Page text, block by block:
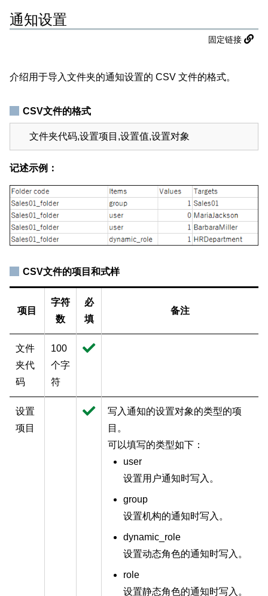
通知设置
固定链接
介绍用于导入文件夹的通知设置的 CSV 文件的格式。
CSV文件的格式
文件夹代码,设置项目,设置值,设置对象
记述示例：
CSV文件的项目和式样
项目
字符
数
必
填
备注
文件
夹代
码
100
个字
符
设置
项目
写入通知的设置对象的类型的项
目。
可以填写的类型如下：
user
设置用户通知时写入。
group
设置机构的通知时写入。
dynamic_role
设置动态角色的通知时写入。
role
设置静态角色的通知时写入。